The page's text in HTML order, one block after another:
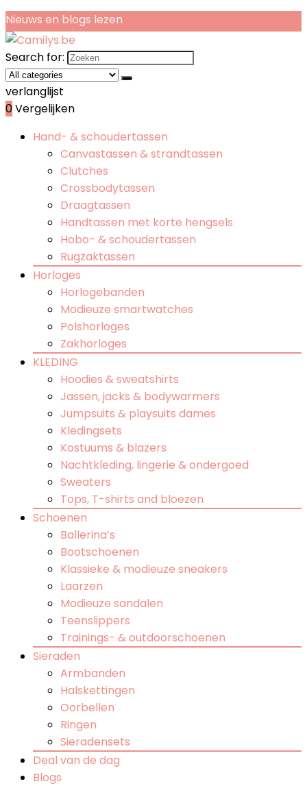
Nieuws en blogs lezen
Search for:
verlanglijst
0Vergelijken
Hand- & schoudertassen
Canvastassen & strandtassen
Clutches
Crossbodytassen
Draagtassen
Handtassen met korte hengsels
Hobo- & schoudertassen
Rugzaktassen
Horloges
Horlogebanden
Modieuze smartwatches
Polshorloges
Zakhorloges
KLEDING
Hoodies & sweatshirts
Jassen, jacks & bodywarmers
Jumpsuits & playsuits dames
Kledingsets
Kostuums & blazers
Nachtkleding, lingerie & ondergoed
Sweaters
Tops, T-shirts and bloezen
Schoenen
Ballerina’s
Bootschoenen
Klassieke & modieuze sneakers
Laarzen
Modieuze sandalen
Teenslippers
Trainings- & outdoorschoenen
Sieraden
Armbanden
Halskettingen
Oorbellen
Ringen
Sieradensets
Deal van de dag
Blogs